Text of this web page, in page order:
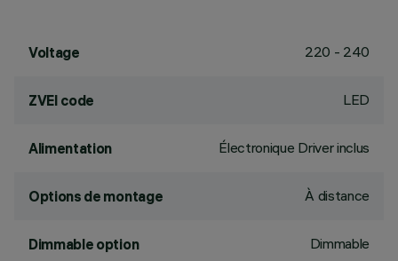
Voltage 220 - 240
ZVEI code LED
Alimentation Électronique Driver inclus
Options de montage À distance
Dimmable option Dimmable